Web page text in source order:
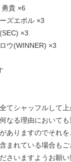
勇貴 ×6
ズエボル ×3
×3
ウ(WINNER) ×3
てシャッフルして上
なる理由においても
ありますのでそれを
まれている場合もご
さいますようお願い